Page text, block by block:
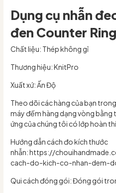
Dụng cụ nhẫn
đen Counter Ring
Chất liệu: Thép không gỉ
Thương hiệu: KnitPro
Xuất xứ: Ấn Độ
Theo dõi các hàng của bạn
máy đếm hàng dạng vòng bằng
ứng của chúng tôi có lớp hoàn
Hướng dẫn cách đo kích thước
nhẫn: https://
cach-do-kich-co-nhan-dem-
Qui cách đóng gói: Đóng gói